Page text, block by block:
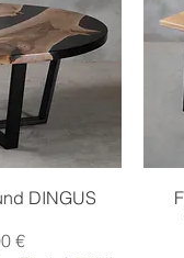
DINGUS
€